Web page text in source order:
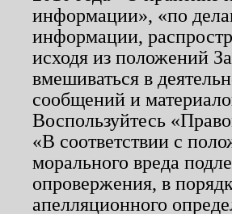
информации», «по
информации,
исходя из положений
вмешиваться в
сообщений и
Воспользуйтесь
«В соответствии с
морального вреда
опровержения, в
апелляционного